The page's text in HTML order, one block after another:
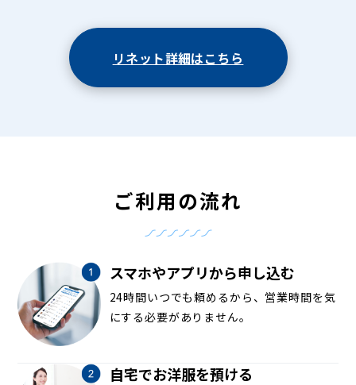
リネット詳細はこちら
ご利用の流れ
スマホやアプリから申し込む
24時間いつでも頼めるから、営業時間を気
にする必要がありません。
自宅でお洋服を預ける